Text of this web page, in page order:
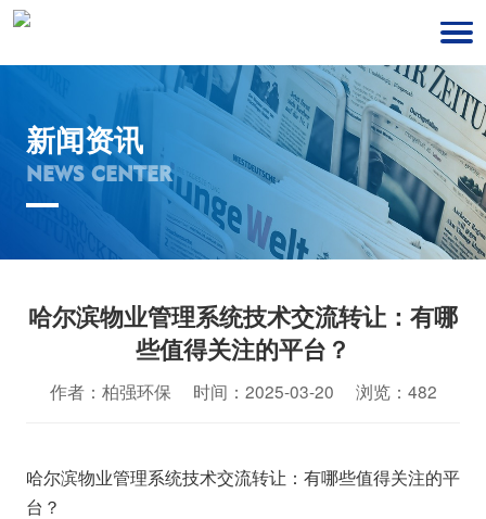
新闻资讯
NEWS CENTER
哈尔滨物业管理系统技术交流转让：有哪
些值得关注的平台？
作者：柏强环保 时间：2025-03-20 浏览：482
哈尔滨物业管理系统技术交流转让：有哪些值得关注的平
台？